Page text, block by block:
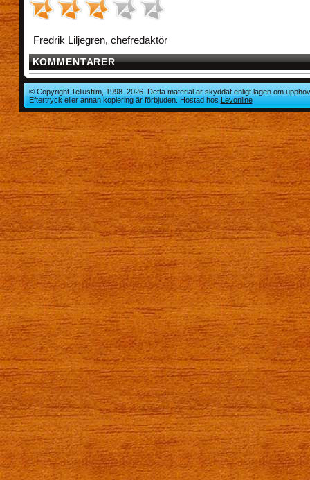
Fredrik Liljegren, chefredaktör
KOMMENTARER
© Copyright Tellusfilm, 1998–2026. Detta material är skyddat enligt lagen om
Eftertryck eller annan kopiering är förbjuden. Hostad hos
Levonline